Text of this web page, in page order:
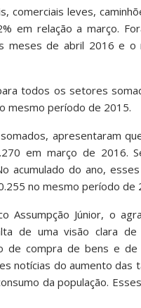
comerciais leves,
em relação a março.
meses de abril 2016 e
todos os setores
mesmo período de 2015.
apresentaram
em março de 2016.
acumulado do ano,
no mesmo período de
Assumpção Júnior, o
de uma visão clara
de compra de bens e
notícias do aumento
da população.